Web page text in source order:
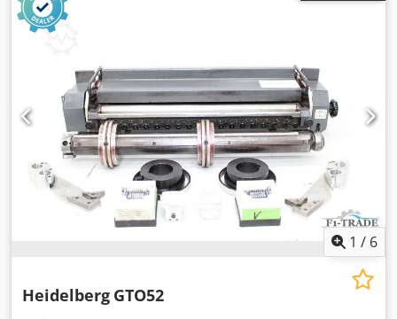
1 / 6
Heidelberg GTO52